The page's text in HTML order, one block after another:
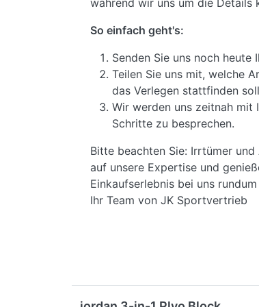
während wir uns um die Details
So einfach geht's:
Senden Sie uns noch
Teilen Sie uns mit, welche
das Verlegen stattfinden
Wir werden uns zeitnah mit
Schritte zu besprechen.
Bitte beachten Sie: Irrtümer
auf unsere Expertise und
Einkaufserlebnis bei uns
Ihr Team von JK Sportvertrieb